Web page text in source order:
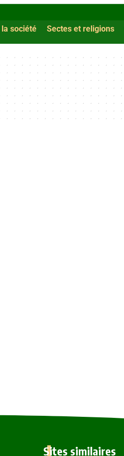
société Sectes et religions
Sites similaires